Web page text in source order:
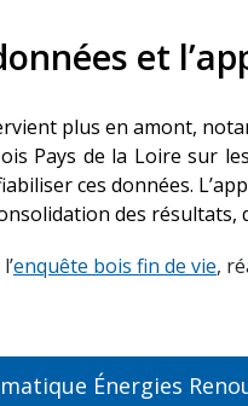
et
plus en amont,
Pays de la Loire sur
ces données.
des
enquête bois fin de vie,
Énergies